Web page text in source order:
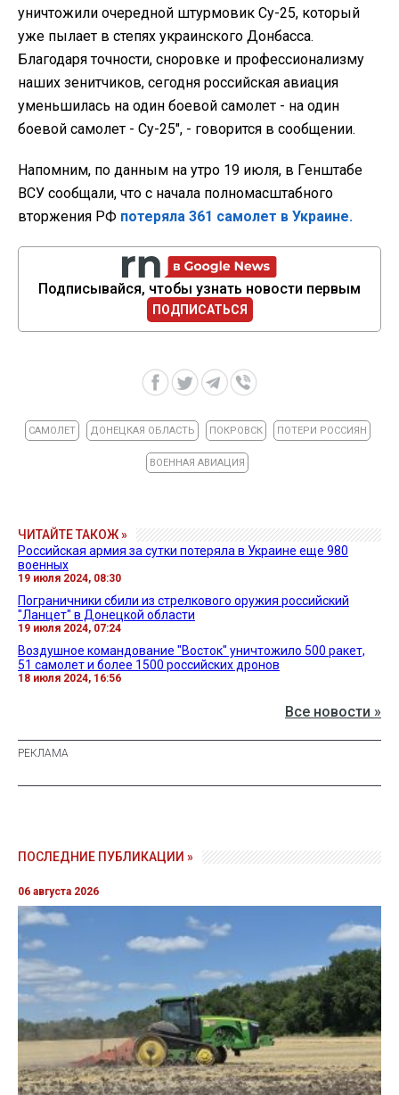
уничтожили очередной штурмовик Су-25, который
уже пылает в степях украинского Донбасса.
Благодаря точности, сноровке и профессионализму
наших зенитчиков, сегодня российская авиация
уменьшилась на один боевой самолет - на один
боевой самолет - Су-25", - говорится в сообщении.
Напомним, по данным на утро 19 июля, в Генштабе
ВСУ сообщали, что с начала полномасштабного
вторжения РФ потеряла 361 самолет в Украине.
Подписывайся, чтобы узнать новости первым
ПОДПИСАТЬСЯ
САМОЛЕТ ДОНЕЦКАЯ ОБЛАСТЬ ПОКРОВСК ПОТЕРИ РОССИЯН
ВОЕННАЯ АВИАЦИЯ
ЧИТАЙТЕ ТАКОЖ »
Российская армия за сутки потеряла в Украине еще 980
военных
19 июля 2024, 08:30
Пограничники сбили из стрелкового оружия российский
"Ланцет" в Донецкой области
19 июля 2024, 07:24
Воздушное командование "Восток" уничтожило 500 ракет,
51 самолет и более 1500 российских дронов
18 июля 2024, 16:56
Все новости »
ПОСЛЕДНИЕ ПУБЛИКАЦИИ »
06 августа 2026